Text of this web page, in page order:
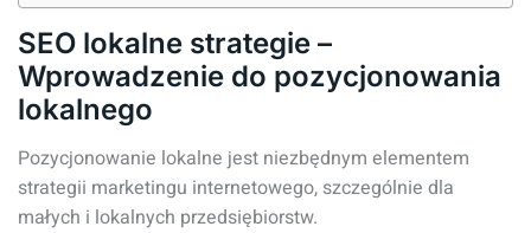
SEO lokalne strategie –
Wprowadzenie do pozycjonowania
lokalnego
Pozycjonowanie lokalne jest niezbędnym elementem
strategii marketingu internetowego, szczególnie dla
małych i lokalnych przedsiębiorstw.